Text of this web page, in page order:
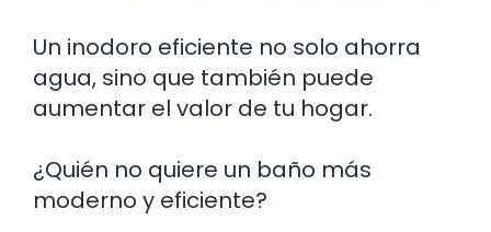
Un inodoro eficiente no solo ahorra
agua, sino que también puede
aumentar el valor de tu hogar.
¿Quién no quiere un baño más
moderno y eficiente?